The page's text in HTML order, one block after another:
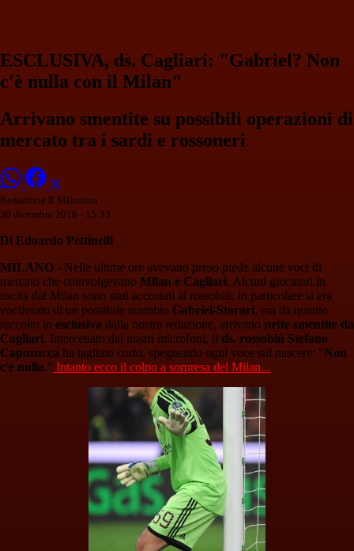
ESCLUSIVA, ds. Cagliari: "Gabriel? Non
c'è nulla con il Milan"
Arrivano smentite su possibili operazioni di
mercato tra i sardi e rossoneri
Redazione Il Milanista
30 dicembre 2016 - 15:33
Di Edoardo Pettinelli
MILANO - Nelle ultime ore avevano preso piede alcune voci di
mercato che coinvolgevano Milan e Cagliari. Alcuni giocatori in
uscita dal Milan sono stati accostati ai rossoblù: in particolare si era
vociferato di un possibile scambio Gabriel-Storari, ma da quanto
raccolto in esclusiva dalla nostra redazione, arrivano nette smentite da
Cagliari. Intercettato dai nostri microfoni, il ds. rossoblù Stefano
Capozucca ha tagliato corto, spegnendo ogni voce sul nascere: "Non
c'è nulla." Intanto ecco il colpo a sorpresa del Milan...